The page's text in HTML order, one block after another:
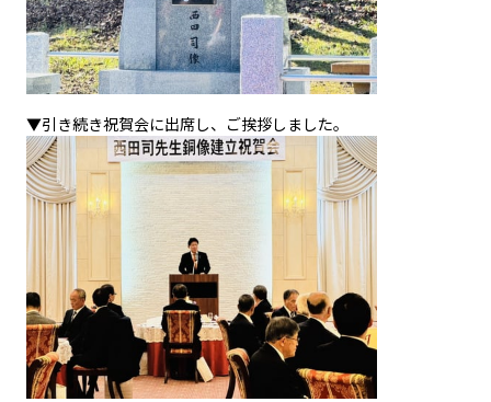
▼引き続き祝賀会に出席し、ご挨拶しました。